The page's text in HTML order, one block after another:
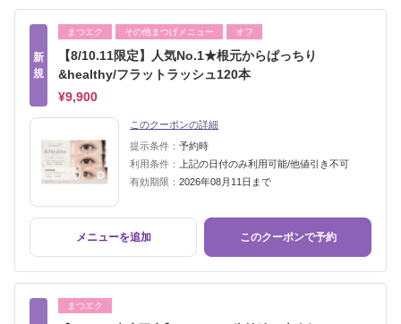
新
規
まつエク その他まつげメニュー オフ
【8/10.11限定】人気No.1★根元からぱっちり
&healthy/フラットラッシュ120本
¥9,900
このクーポンの詳細
提示条件： 予約時
利用条件：
上記の日付のみ利用可能/他値引き不可
有効期限： 2026年08月11日まで
メニューを追加 このクーポンで予約
まつエク